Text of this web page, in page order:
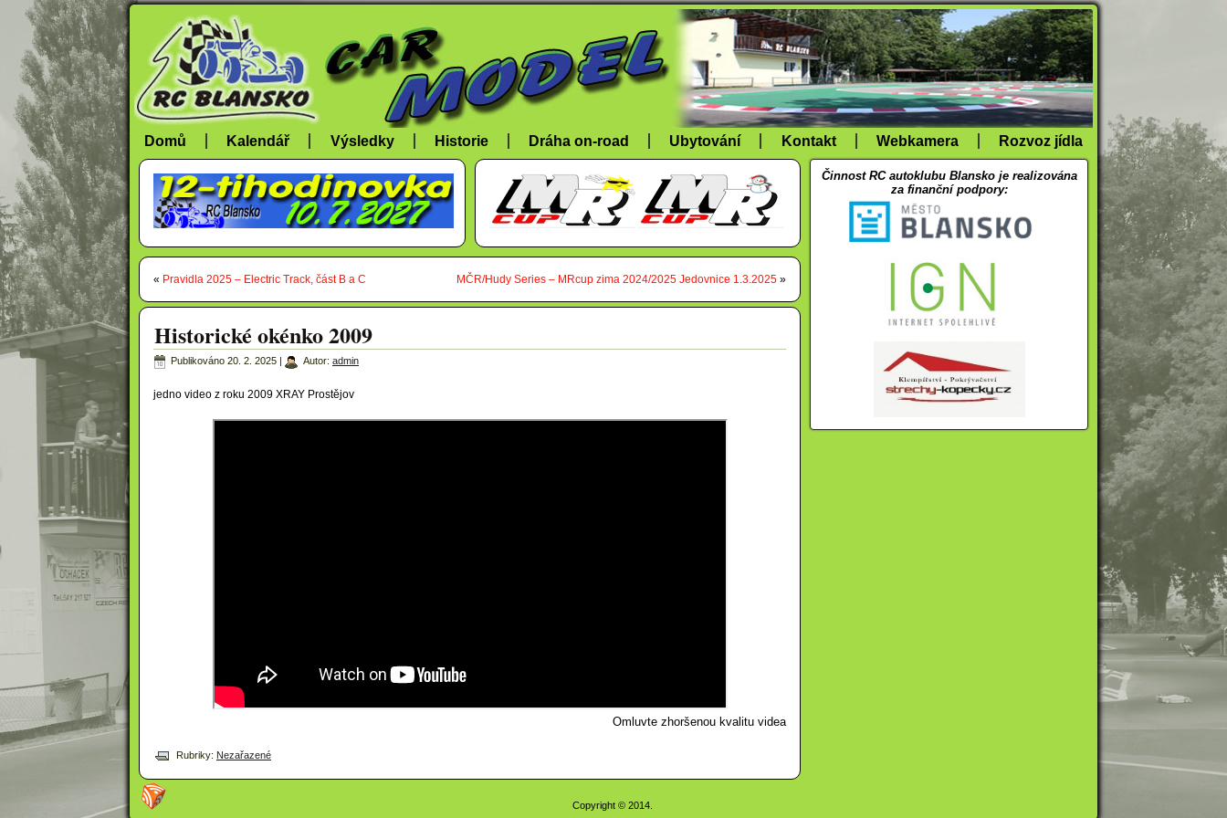
Domů Kalendář Výsledky Historie Dráha on-road Ubytování Kontakt Webkamera Rozvoz jídla
« Pravidla 2025 – Electric Track, část B a C MČR/Hudy Series – MRcup zima 2024/2025 Jedovnice 1.3.2025 »
Historické okénko 2009
Publikováno 20. 2. 2025 Autor: admin
jedno video z roku 2009 XRAY Prostějov
Omluvte zhoršenou kvalitu videa
Rubriky: Nezařazené
Činnost RC autoklubu Blansko je realizována
za finanční podpory:
Copyright © 2014.